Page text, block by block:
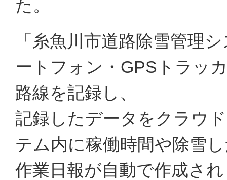
た。
「糸魚川市道路除雪管理
ートフォン・GPSトラッ
路線を記録し、
記録したデータをクラウ
テム内に稼働時間や除雪
作業日報が自動で作成さ